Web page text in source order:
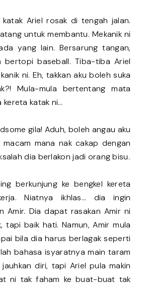
katak Ariel rosak di tengah jalan.
untuk membantu. Mekanik ni
yang lain. Bersarung tangan,
bertopi baseball. Tiba-tiba Ariel
ni. Eh, takkan aku boleh suka
Mula-mula bertentang mata
katak ni…
gila! Aduh, boleh angau aku
macam mana nak cakap dengan
dia berlakon jadi orang bisu.
berkunjung ke bengkel kereta
Niatnya ikhlas… dia ingin
Amir. Dia dapat rasakan Amir ni
tapi baik hati. Namun, Amir mula
bila dia harus berlagak seperti
bahasa isyaratnya main taram
diri, tapi Ariel pula makin
ni tak faham ke buat-buat tak